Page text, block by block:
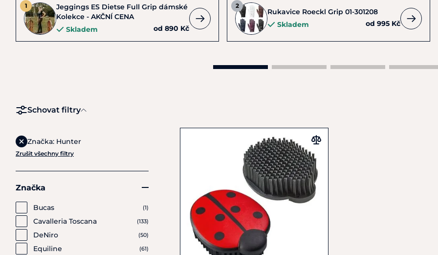
Jeggings ES Dietse Full Grip dámské
Kolekce - AKČNÍ CENA
Skladem
od 890 Kč
Rukavice Roeckl Grip 01-301208
Skladem
od 995 Kč
Schovat filtry
Značka: Hunter
Zrušit všechny filtry
Značka
Bucas (1)
Cavalleria Toscana (133)
DeNiro (50)
Equiline (61)